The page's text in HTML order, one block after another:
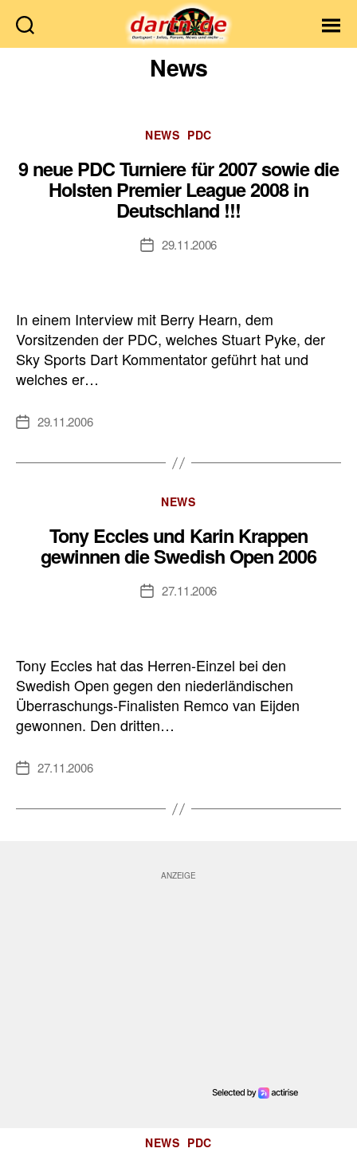
News
Kategorien
NEWS PDC
9 neue PDC Turniere für 2007 sowie die
Holsten Premier League 2008 in
Deutschland !!!
Veröffentlichungsdatum
29.11.2006
In einem Interview mit Berry Hearn, dem
Vorsitzenden der PDC, welches Stuart Pyke, der
Sky Sports Dart Kommentator geführt hat und
welches er…
Veröffentlichungsdatum
29.11.2006
Kategorien
NEWS
Tony Eccles und Karin Krappen
gewinnen die Swedish Open 2006
Veröffentlichungsdatum
27.11.2006
Tony Eccles hat das Herren-Einzel bei den
Swedish Open gegen den niederländischen
Überraschungs-Finalisten Remco van Eijden
gewonnen. Den dritten…
Veröffentlichungsdatum
27.11.2006
Kategorien
NEWS PDC